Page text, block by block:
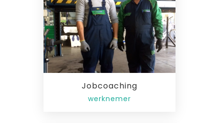
Jobcoaching
werknemer